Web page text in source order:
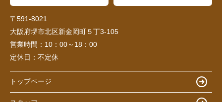
〒591-8021
大阪府堺市北区新金岡町５丁3-105
営業時間： 10：00～18：00
定休日： 不定休
トップページ